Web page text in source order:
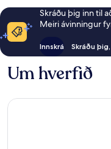
Skráðu þig inn til
Meiri ávinningur
Innskrá Skráðu
Um hverfið